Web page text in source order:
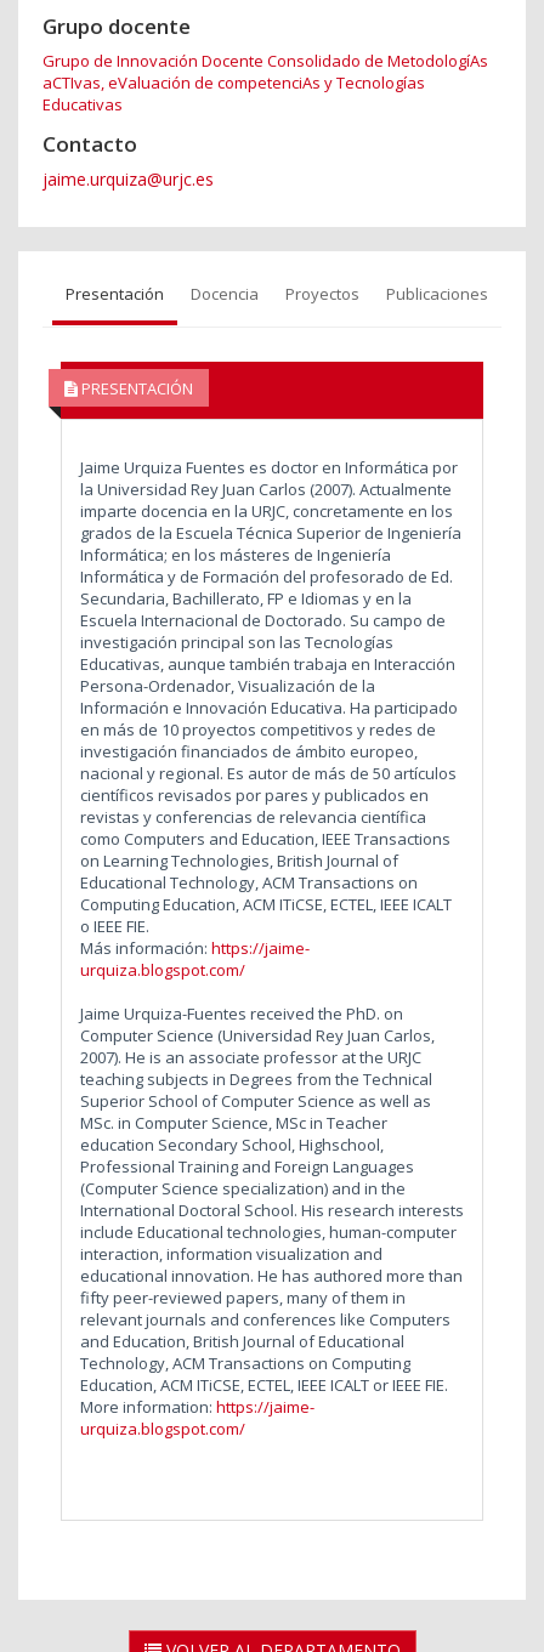
Grupo docente
Grupo de Innovación Docente Consolidado de MetodologíAs
aCTIvas, eValuación de competenciAs y Tecnologías
Educativas
Contacto
jaime.urquiza@urjc.es
Presentación Docencia Proyectos Publicaciones
PRESENTACIÓN
Jaime Urquiza Fuentes es doctor en Informática por
la Universidad Rey Juan Carlos (2007). Actualmente
imparte docencia en la URJC, concretamente en los
grados de la Escuela Técnica Superior de Ingeniería
Informática; en los másteres de Ingeniería
Informática y de Formación del profesorado de Ed.
Secundaria, Bachillerato, FP e Idiomas y en la
Escuela Internacional de Doctorado. Su campo de
investigación principal son las Tecnologías
Educativas, aunque también trabaja en Interacción
Persona-Ordenador, Visualización de la
Información e Innovación Educativa. Ha participado
en más de 10 proyectos competitivos y redes de
investigación financiados de ámbito europeo,
nacional y regional. Es autor de más de 50 artículos
científicos revisados por pares y publicados en
revistas y conferencias de relevancia científica
como Computers and Education, IEEE Transactions
on Learning Technologies, British Journal of
Educational Technology, ACM Transactions on
Computing Education, ACM ITiCSE, ECTEL, IEEE ICALT
o IEEE FIE.
Más información: https://jaime-
urquiza.blogspot.com/
Jaime Urquiza-Fuentes received the PhD. on
Computer Science (Universidad Rey Juan Carlos,
2007). He is an associate professor at the URJC
teaching subjects in Degrees from the Technical
Superior School of Computer Science as well as
MSc. in Computer Science, MSc in Teacher
education Secondary School, Highschool,
Professional Training and Foreign Languages
(Computer Science specialization) and in the
International Doctoral School. His research interests
include Educational technologies, human-computer
interaction, information visualization and
educational innovation. He has authored more than
fifty peer-reviewed papers, many of them in
relevant journals and conferences like Computers
and Education, British Journal of Educational
Technology, ACM Transactions on Computing
Education, ACM ITiCSE, ECTEL, IEEE ICALT or IEEE FIE.
More information: https://jaime-
urquiza.blogspot.com/